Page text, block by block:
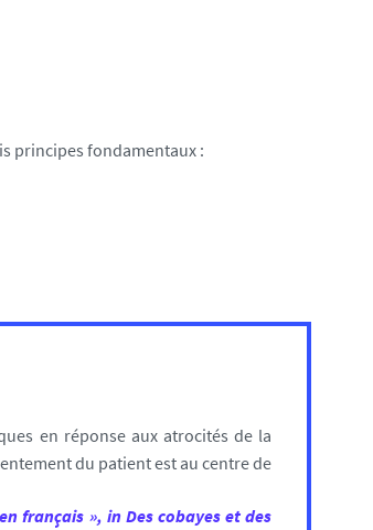
principes fondamentaux :
en réponse aux atrocités de la
du patient est au centre de
français », in Des cobayes et des